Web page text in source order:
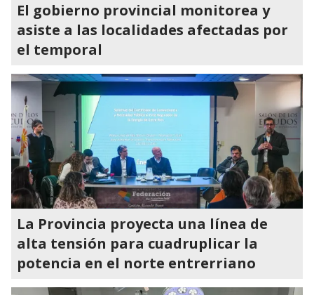
El gobierno provincial monitorea y
asiste a las localidades afectadas por
el temporal
La Provincia proyecta una línea de
alta tensión para cuadruplicar la
potencia en el norte entrerriano